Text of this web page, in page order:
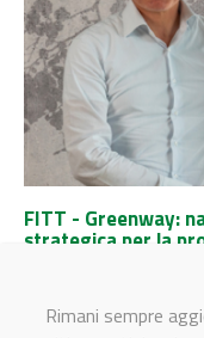
FITT - Greenway:
strategica per la
L'attuale impianto di
produzione di biogas
fine...
Rimani sempre